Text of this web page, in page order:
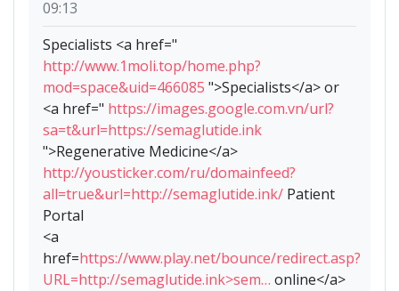
09:13
Specialists <a href="
http://www.1moli.top/home.php?
mod=space&uid=466085 ">Specialists</a> or
<a href=" https://images.google.com.vn/url?
sa=t&url=https://semaglutide.ink
">Regenerative Medicine</a>
http://yousticker.com/ru/domainfeed?
all=true&url=http://semaglutide.ink/ Patient
Portal
<a
href=https://www.play.net/bounce/redirect.asp?
URL=http://semaglutide.ink>sem… online</a>